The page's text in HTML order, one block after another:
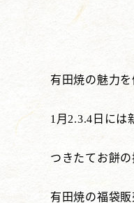
有田焼の魅力を
1月2.3.4日には
つきたてお餅
有田焼の福袋販